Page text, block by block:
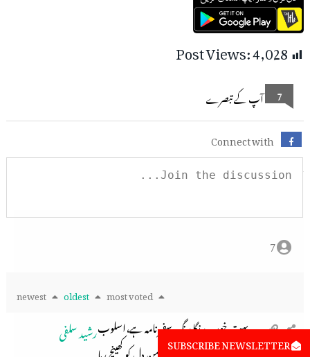
Post Views:4,028
7 آپ کے تبصرے
Connect with
7
newest oldest most voted
رشید سلفیبہت خوب رنگا رنگ سفرنامہ ہے،اسلوب
SUBSCRIBE NEWSLETTER